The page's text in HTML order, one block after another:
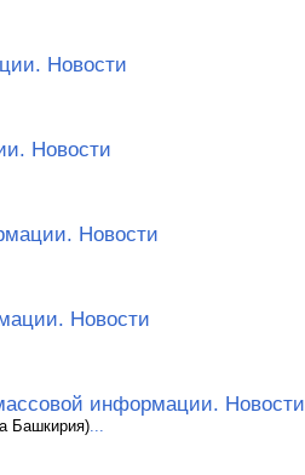
Новости
Новости
Новости
Новости
информации. Новости
Башкирия)